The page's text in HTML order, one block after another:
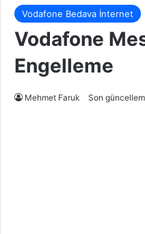
Vodafone Bedava İnternet
Vodafone
Engelleme
Mehmet Faruk Son